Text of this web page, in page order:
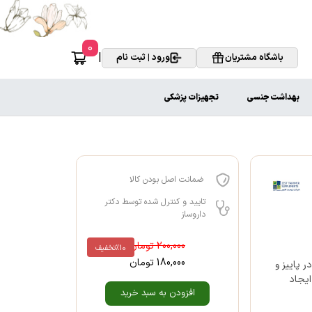
باشگاه مشتریان ورود | ثبت نام |
0
بهداشت جنسی تجهیزات پزشکی
پاییز و
ضمانت اصل بودن کالا
تایید و کنترل شده توسط دکتر
داروساز
%10تخفیف 200,000تومان
180,000تومان
افزودن به سبد خرید